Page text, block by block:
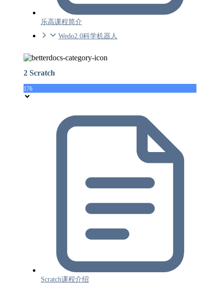
乐高课程简介
Wedo2.0科学机器人
2 Scratch
176
Scratch课程介绍